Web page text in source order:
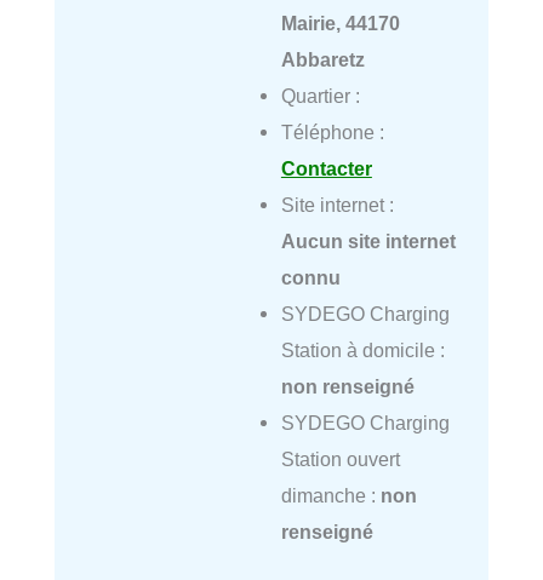
Mairie, 44170
Abbaretz
Quartier :
Téléphone :
Contacter
Site internet :
Aucun site internet
connu
SYDEGO Charging
Station à domicile :
non renseigné
SYDEGO Charging
Station ouvert
dimanche : non
renseigné